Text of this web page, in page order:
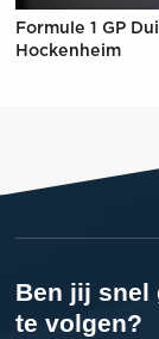
Formule 1 GP
Hockenheim
Ben jij snel
te volgen?